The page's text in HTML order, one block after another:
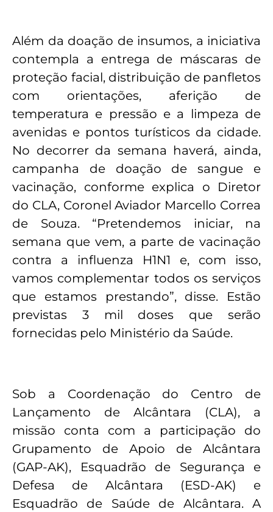
Além da doação de insumos, a iniciativa
contempla a entrega de máscaras de
proteção facial, distribuição de panfletos
com orientações, aferição de
temperatura e pressão e a limpeza de
avenidas e pontos turísticos da cidade.
No decorrer da semana haverá, ainda,
campanha de doação de sangue e
vacinação, conforme explica o Diretor
do CLA, Coronel Aviador Marcello Correa
de Souza. “Pretendemos iniciar, na
semana que vem, a parte de vacinação
contra a influenza H1N1 e, com isso,
vamos complementar todos os serviços
que estamos prestando”, disse. Estão
previstas 3 mil doses que serão
fornecidas pelo Ministério da Saúde.
Sob a Coordenação do Centro de
Lançamento de Alcântara (CLA), a
missão conta com a participação do
Grupamento de Apoio de Alcântara
(GAP-AK), Esquadrão de Segurança e
Defesa de Alcântara (ESD-AK) e
Esquadrão de Saúde de Alcântara. A